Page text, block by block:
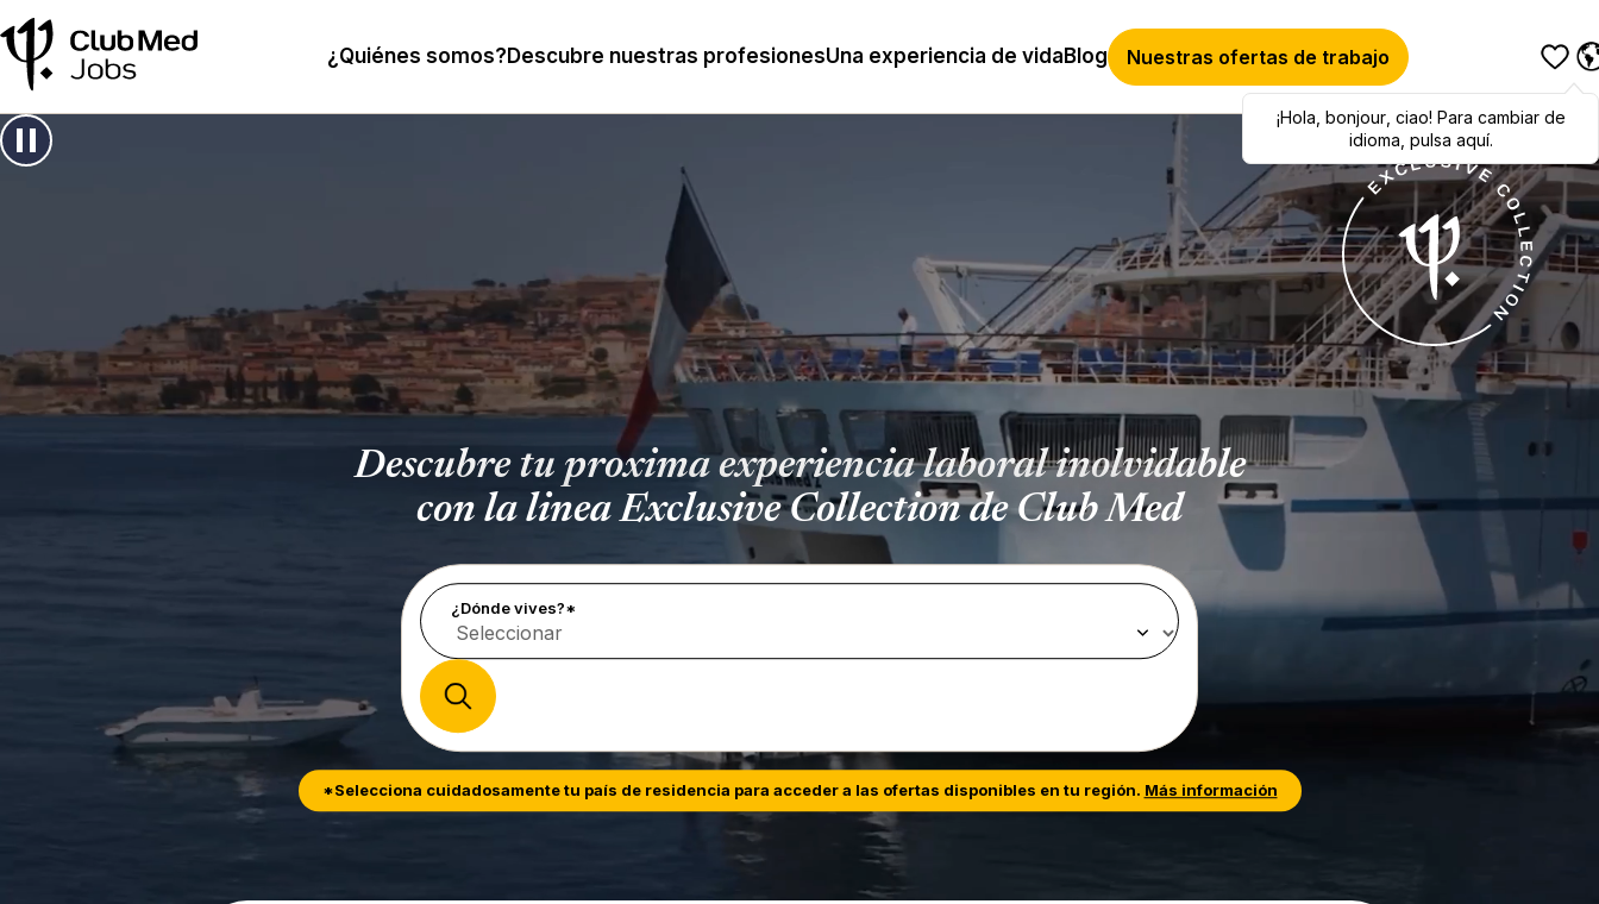
¿Quiénes somos? Descubre nuestras profesionesUna experiencia de vida Blog Nuestras ofertas de trabajo
¡Hola bonjour, ciao! Para cambiar de
idioma, pulsa aquí.
Descubre tu proxima experiencia laboral inolvidable
con la linea Exclusive Collection de Club Med
Ir, búsqueda de empleo localizada
¿Dónde vives?*
*Selecciona cuidadosamente tu país de residencia para acceder a las ofertas disponibles en tu región. Más información